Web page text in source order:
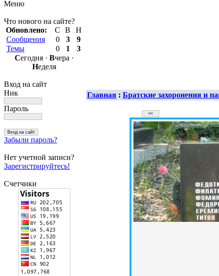
Меню
Что нового на сайте?
Обновлено:
С В
Н
Сообщения
0 3
9
Темы
0 1
3
Сегодня · Вчера ·
Неделя
Вход на сайт
Ник
Пароль
Забыли пароль?
Нет учетной записи?
Зарегистрируйтесь!
Счетчики
Главная : Братские захоронения и